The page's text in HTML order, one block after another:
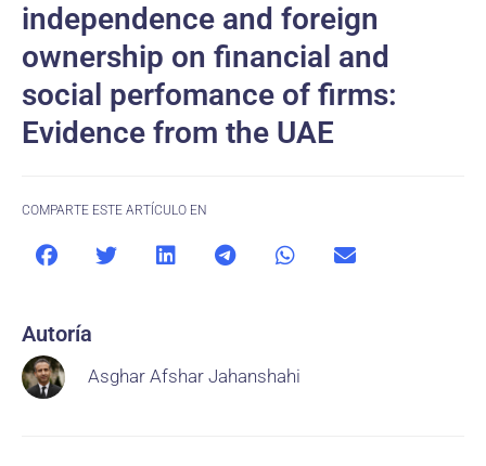
independence and foreign
ownership on financial and
social perfomance of firms:
Evidence from the UAE
COMPARTE ESTE ARTÍCULO EN
Autoría
Asghar Afshar Jahanshahi